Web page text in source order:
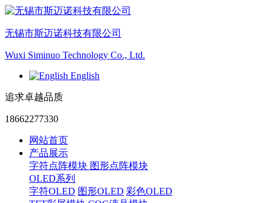
无锡市斯迈诺科技有限公司
Wuxi Siminuo Technology Co., Ltd.
English
追求卓越品质
18662277330
网站首页
产品展示
字符点阵模块 图形点阵模块
OLED系列
字符OLED 图形OLED 彩色OLED